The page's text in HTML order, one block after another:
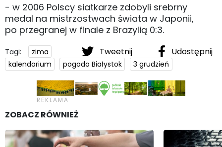
- w 2006 Polscy siatkarze zdobyli srebrny
medal na mistrzostwach świata w Japonii,
po przegranej w finale z Brazylią 0:3.
Tweetnij Udostępnij
Tagi:
zima
kalendarium
pogoda Białystok 3 grudzień
ZOBACZ RÓWNIEŻ